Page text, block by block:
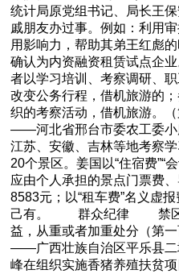
统计局原党组书记、局长王
戚朋友办过事。例如：利用
用影响力，帮助其弟王红彪
确认为内资融资租赁试点
者以学习培训、考察调研、
改变公务行程，借机旅游的
织的考察活动，借机旅游
——河北省邢台市委农工委小
江苏、安徽、吉林等地考察
20个景区。姜国以“住宿费”“
应由个人承担的景点门票费
8583元；以“租车费”名义虚
己有。 群众纪律 禁区十
益，从重或者加重处分（
——广西壮族自治区平乐县二
峰在组织实施香猪养殖扶贫